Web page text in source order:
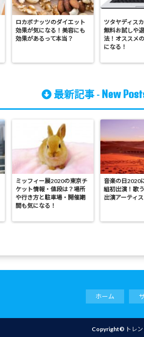
ロカボナッツのダイエット
効果が気になる！美容にも
効果があるって本当？
ツタヤディス
無料お試しや
法！オススメ
になる！
最新記事 - New
ミッフィー展2020の東京チ
ケット情報・値段は？場所
や行き方と駐車場・開催期
間も気になる！
音楽の日2020
組初出演！歌
出演アーティ
ホーム
Copyright© トレ